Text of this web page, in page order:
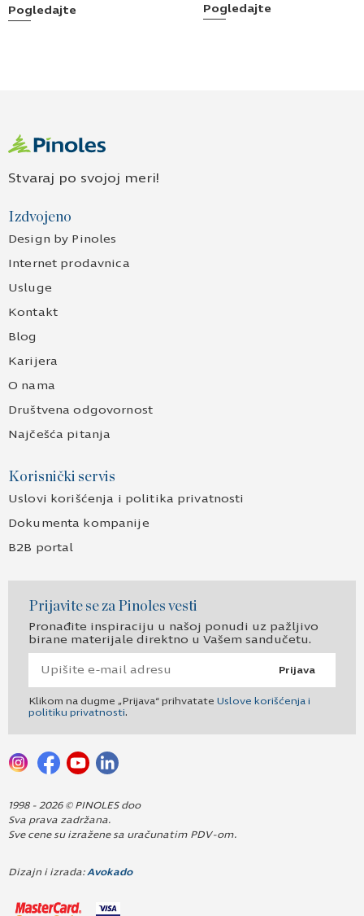
Pogledajte
Pogledajte
Stvaraj po svojoj meri!
Izdvojeno
Design by Pinoles
Internet prodavnica
Usluge
Kontakt
Blog
Karijera
O nama
Društvena odgovornost
Najčešća pitanja
Korisnički servis
Uslovi korišćenja i politika privatnosti
Dokumenta kompanije
B2B portal
Prijavite se za Pinoles vesti
Pronađite inspiraciju u našoj ponudi uz pažljivo
birane materijale direktno u Vašem sandučetu.
Prijava
Klikom na dugme „Prijava“ prihvatate Uslove korišćenja i
politiku privatnosti.
1998 - 2026 © PINOLES doo
Sva prava zadržana.
Sve cene su izražene sa uračunatim PDV-om.
Dizajn i izrada: Avokado